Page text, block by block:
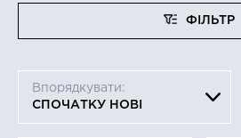
ФІЛЬТР
Впорядкувати:
СПОЧАТКУ НОВІ